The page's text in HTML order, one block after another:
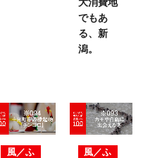
大消費地
でもあ
る、新
潟。
風／ふ
風／ふ